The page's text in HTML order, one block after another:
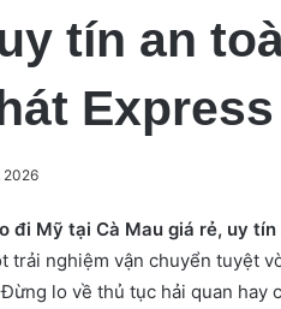
tín an
Express
2026
đi Mỹ tại Cà Mau giá rẻ, uy
trải nghiệm vận chuyển tuyệt
lo về thủ tục hải quan hay